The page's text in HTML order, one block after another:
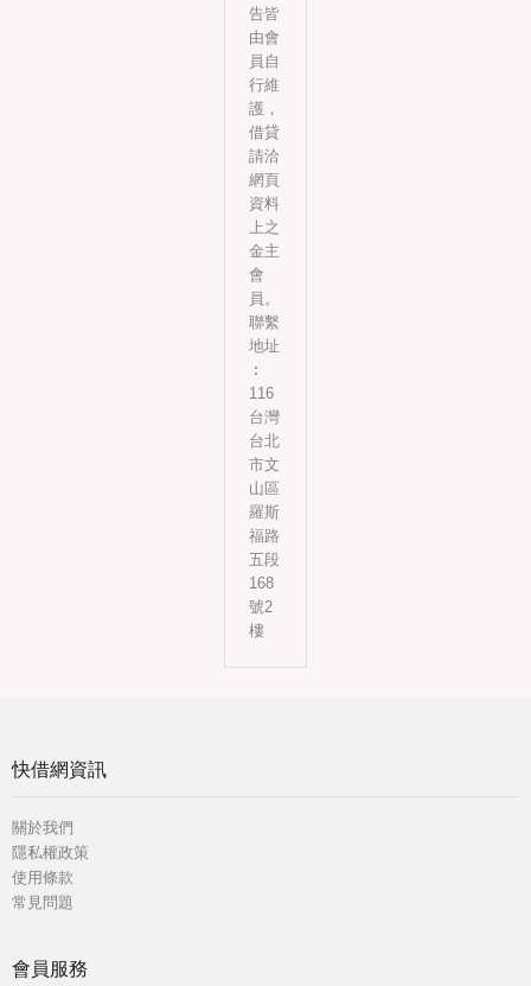
告皆
由會
員自
行維
護，
借貸
請洽
網頁
資料
上之
金主
會
員。
聯繫
地址
︰
116
台灣
台北
市文
山區
羅斯
福路
五段
168
號2
樓
快借網資訊
關於我們
隱私權政策
使用條款
常見問題
會員服務